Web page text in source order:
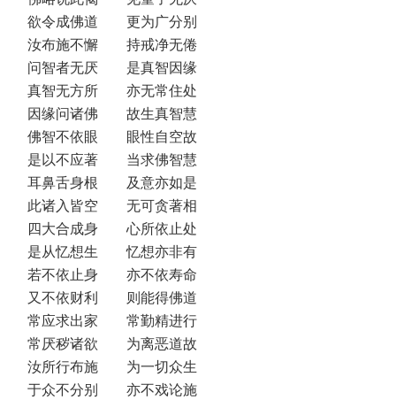
欲令成佛道 更为广分别
汝布施不懈 持戒净无倦
问智者无厌 是真智因缘
真智无方所 亦无常住处
因缘问诸佛 故生真智慧
佛智不依眼 眼性自空故
是以不应著 当求佛智慧
耳鼻舌身根 及意亦如是
此诸入皆空 无可贪著相
四大合成身 心所依止处
是从忆想生 忆想亦非有
若不依止身 亦不依寿命
又不依财利 则能得佛道
常应求出家 常勤精进行
常厌秽诸欲 为离恶道故
汝所行布施 为一切众生
于众不分别 亦不戏论施